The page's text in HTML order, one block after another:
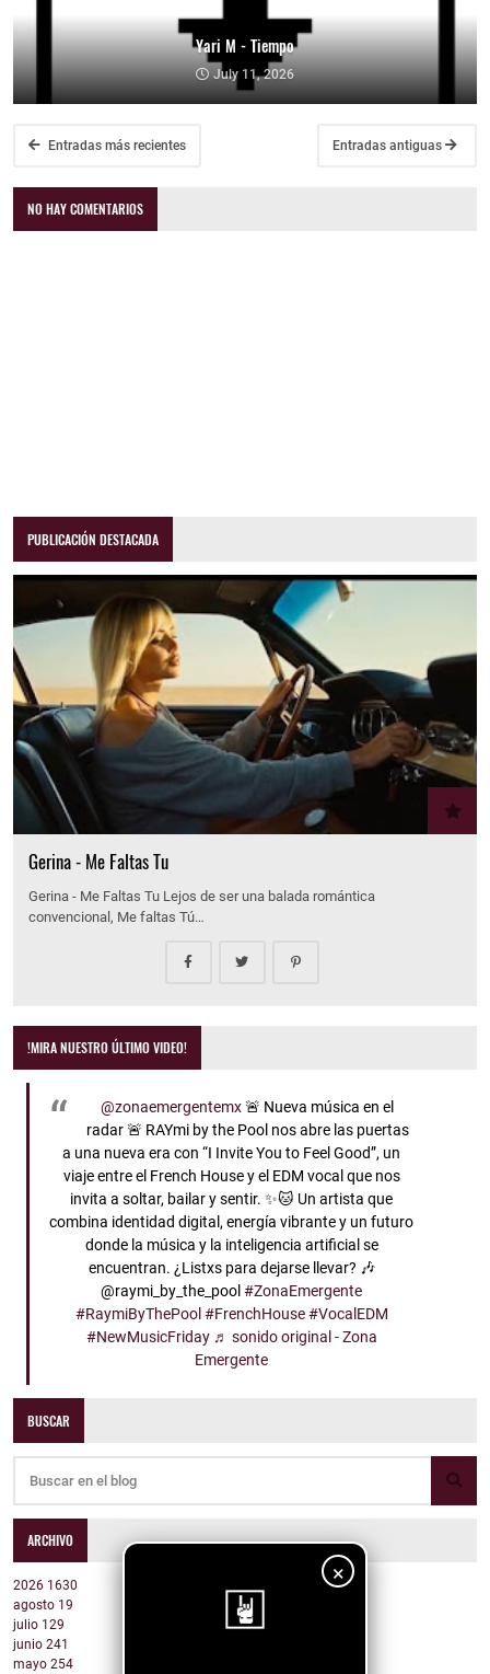
×
Yari M - Tiempo
July 11, 2026
Entradas más recientes Entradas antiguas
NO HAY COMENTARIOS
PUBLICACIÓN DESTACADA
Gerina - Me Faltas Tu
Gerina - Me Faltas Tu Lejos de ser una balada romántica
convencional, Me faltas Tú…
!MIRA NUESTRO ÚLTIMO VIDEO!
@zonaemergentemx🚨 Nueva música en el
radar 🚨 RAYmi by the Pool nos abre las puertas
a una nueva era con “I Invite You to Feel Good”, un
viaje entre el French House y el EDM vocal que nos
invita a soltar, bailar y sentir. ✨🐱 Un artista que
combina identidad digital, energía vibrante y un futuro
donde la música y la inteligencia artificial se
encuentran. ¿Listxs para dejarse llevar? 🎶
@raymi_by_the_pool#ZonaEmergente
#RaymiByThePool #FrenchHouse #VocalEDM
#NewMusicFriday ♬ sonido original - Zona
Emergente
BUSCAR
ARCHIVO
2026 1630
agosto 19
julio 129
junio 241
mayo 254